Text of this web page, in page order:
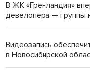
В ЖК «Гренландия»
девелопера — группы
Видеозапись
в Новосибирской